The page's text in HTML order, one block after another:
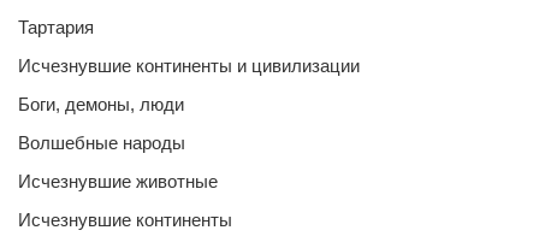
Тартария
Исчезнувшие континенты и цивилизации
Боги, демоны, люди
Волшебные народы
Исчезнувшие животные
Исчезнувшие континенты